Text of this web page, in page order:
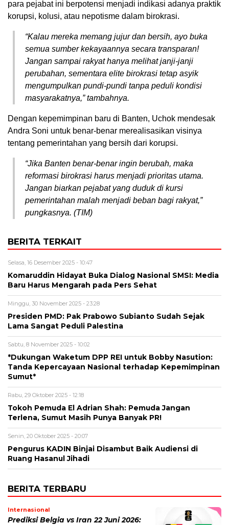
para pejabat ini berpotensi menjadi indikasi adanya praktik
korupsi, kolusi, atau nepotisme dalam birokrasi.
“Kalau mereka memang jujur dan bersih, ayo buka
semua sumber kekayaannya secara transparan!
Jangan sampai rakyat hanya melihat janji-janji
perubahan, sementara elite birokrasi tetap asyik
mengumpulkan pundi-pundi tanpa peduli kondisi
masyarakatnya,” tambahnya.
Dengan kepemimpinan baru di Banten, Uchok mendesak
Andra Soni untuk benar-benar merealisasikan visinya
tentang pemerintahan yang bersih dari korupsi.
“Jika Banten benar-benar ingin berubah, maka
reformasi birokrasi harus menjadi prioritas utama.
Jangan biarkan pejabat yang duduk di kursi
pemerintahan malah menjadi beban bagi rakyat,”
pungkasnya. (TIM)
BERITA TERKAIT
Selasa, 16 Desember 2025 - 10:47
Komaruddin Hidayat Buka Dialog Nasional SMSI: Media
Baru Harus Mengarah pada Pers Sehat
Minggu, 30 November 2025 - 23:28
Presiden PMD: Pak Prabowo Subianto Sudah Sejak
Lama Sangat Peduli Palestina
Sabtu, 8 November 2025 - 10:02
*Dukungan Waketum DPP REI untuk Bobby Nasution:
Tanda Kepercayaan Nasional terhadap Kepemimpinan
Sumut*
Rabu, 29 Oktober 2025 - 12:18
Tokoh Pemuda El Adrian Shah: Pemuda Jangan
Terlena, Sumut Masih Punya Banyak PR!
Senin, 20 Oktober 2025 - 20:07
Pengurus KADIN Binjai Disambut Baik Audiensi di
Ruang Hasanul Jihadi
BERITA TERBARU
Internasional
Prediksi Belgia vs Iran 22 Juni 2026: